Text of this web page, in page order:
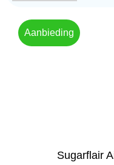
Aanbieding
Sugarflair